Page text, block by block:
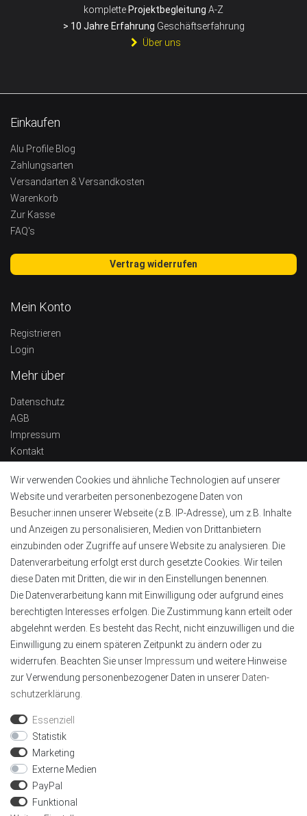
Wir verwenden Cookies und ähnliche Technologien auf unserer
Website und verarbeiten personenbezogene Daten von
Besucher:innen unserer Webseite (z.B. IP-Adresse), um z.B. Inhalte
und Anzeigen zu personalisieren, Medien von Drittanbietern
einzubinden oder Zugriffe auf unsere Website zu analysieren. Die
Datenverarbeitung erfolgt erst durch gesetzte Cookies. Wir teilen
diese Daten mit Dritten, die wir in den Einstellungen benennen.
Die Datenverarbeitung kann mit Einwilligung oder aufgrund eines
berechtigten Interesses erfolgen. Die Zustimmung kann erteilt oder
abgelehnt werden. Es besteht das Recht, nicht einzuwilligen und die
Einwilligung zu einem späteren Zeitpunkt zu ändern oder zu
widerrufen. Beachten Sie unser Impressum und weitere Hinweise
zur Verwendung personenbezogener Daten in unserer Daten­
schutz­erklärung
Essenziell
Statistik
Marketing
Externe Medien
PayPal
Funktional
komplette Projektbegleitung A-Z
> 10 Jahre Erfahrung Geschäftserfahrung
Über uns
Einkaufen
Alu Profile Blog
Zahlungsarten
Versandarten & Versandkosten
Warenkorb
Zur Kasse
FAQ's
Vertrag widerrufen
Mein Konto
Registrieren
Login
Mehr über
Datenschutz
AGB
Impressum
Kontakt
Barrierefreiheitserklärung
Kontaktinformationen
Tel.:+49 4151 8381003
E-Mail: info@alu-profile-led.de
WhatsApp:+49 4151 8381003
Zahlung und Lieferung
Geprüft von Trustami